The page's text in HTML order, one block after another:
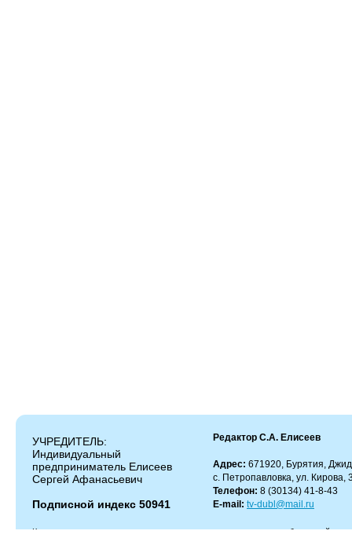
УЧРЕДИТЕЛЬ:
Индивидуальный
предприниматель Елисеев
Сергей Афанасьевич
Подписной индекс 50941
Редактор С.А. Елисеев
Адрес: 671920, Бурятия,
с. Петропавловка, ул. Кирова,
Телефон: 8 (30134) 41-8-43
E-mail: tv-dubl@mail.ru
Копирование и цитирование материалов разрешено только с работающей